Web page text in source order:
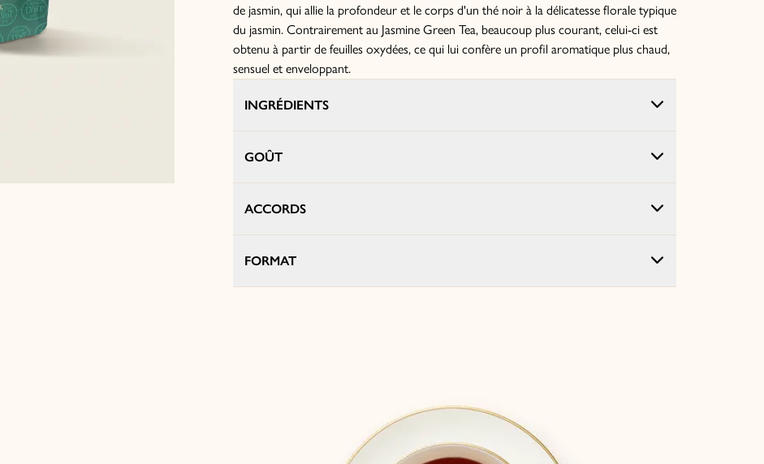
de jasmin, qui allie la profondeur et le corps d'un thé noir à la délicatesse florale typique
du jasmin. Contrairement au Jasmine Green Tea, beaucoup plus courant, celui-ci est
obtenu à partir de feuilles oxydées, ce qui lui confère un profil aromatique plus chaud,
sensuel et enveloppant.
INGRÉDIENTS
GOÛT
ACCORDS
FORMAT